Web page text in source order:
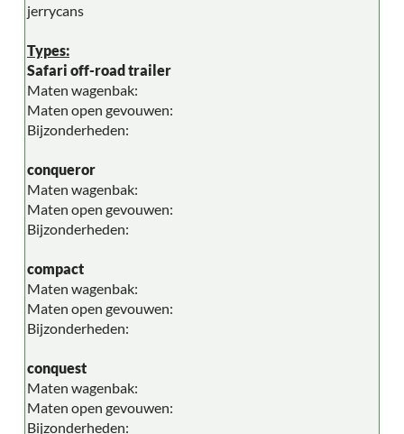
jerrycans
Types:
Safari off-road trailer
Maten wagenbak:
Maten open gevouwen:
Bijzonderheden:
conqueror
Maten wagenbak:
Maten open gevouwen:
Bijzonderheden:
compact
Maten wagenbak:
Maten open gevouwen:
Bijzonderheden:
conquest
Maten wagenbak:
Maten open gevouwen:
Bijzonderheden: